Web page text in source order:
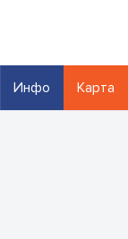
Инфо Карта